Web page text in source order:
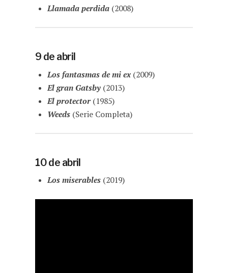
Llamada perdida(2008)
9 de abril
Los fantasmas de mi ex(2009)
El gran Gatsby(2013)
El protector(1985)
Weeds(Serie Completa)
10 de abril
Los miserables(2019)